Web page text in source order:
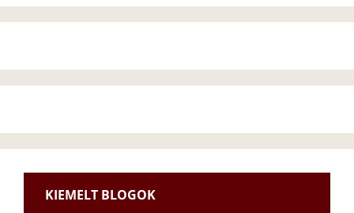
KIEMELT BLOGOK